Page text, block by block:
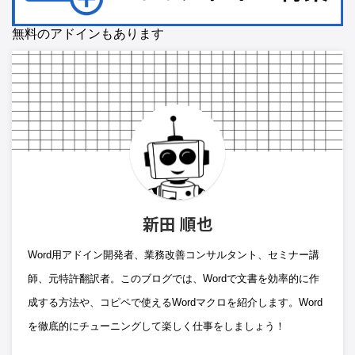
無料のアドインもあります
新田 順也
Word用アドイン開発者、業務改善コンサルタント、セミナー講
師、元特許翻訳者。このブログでは、Wordで文書を効率的に作
成する方法や、コピペで使えるWordマクロを紹介します。Word
を徹底的にチューニングして楽しく仕事をしましょう！